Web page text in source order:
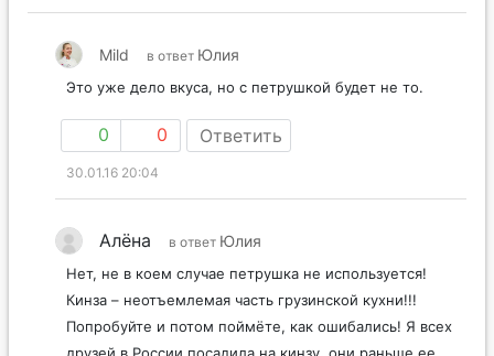
Mild в ответ Юлия
Это уже дело вкуса, но с петрушкой будет не то.
0 0 Ответить
30.01.16 20:04
Алёна в ответ Юлия
Нет, не в коем случае петрушка не используется!
Кинза – неотъемлемая часть грузинской кухни!!!
Попробуйте и потом поймёте, как ошибались! Я всех
друзей в России посадила на кинзу, они раньше ее